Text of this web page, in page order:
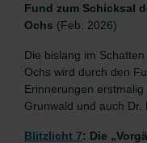
Fund zum Schicksal
Ochs (Feb. 2026)
Die bislang im
Ochs wird durch den
Erinnerungen
Grunwald und auch Dr.
Blitzlicht 7: Die